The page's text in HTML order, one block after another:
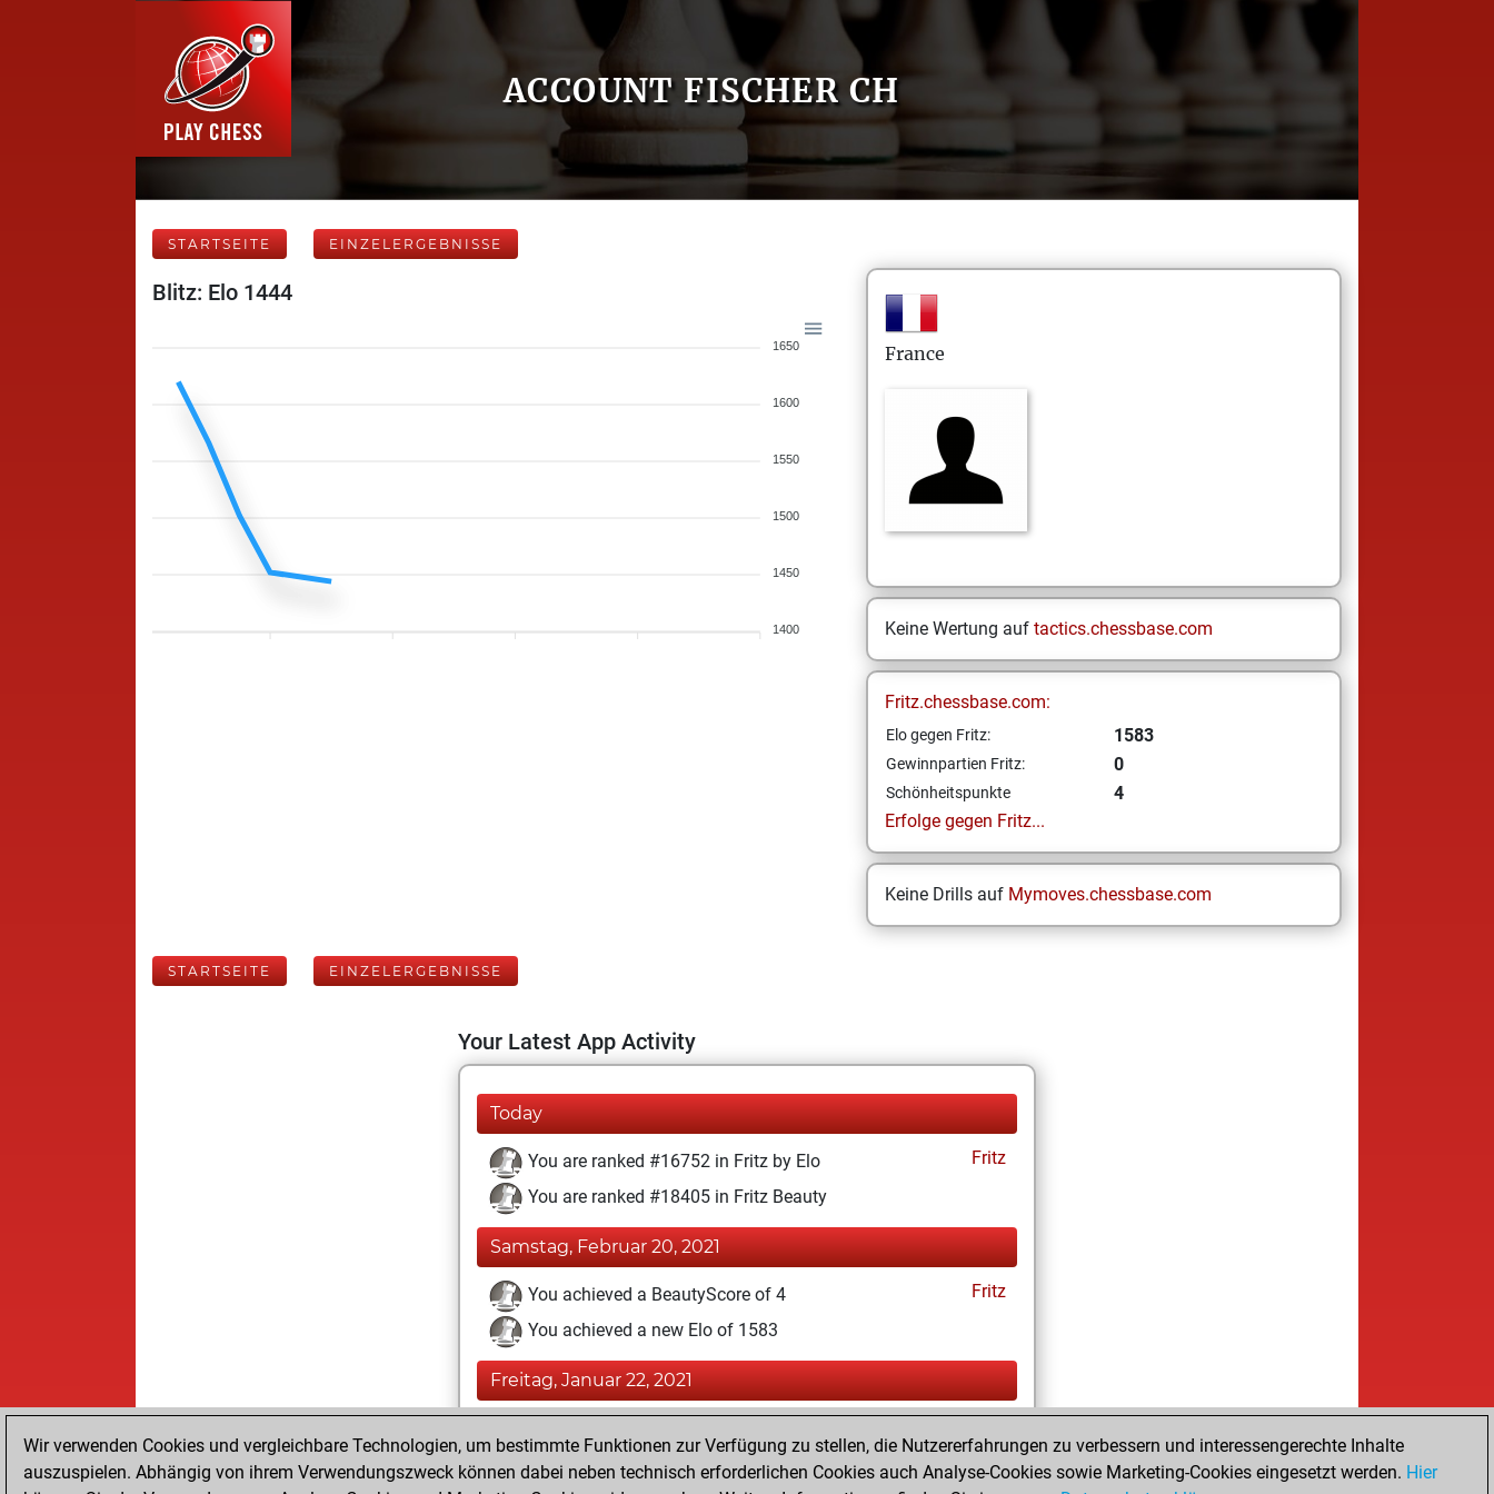
ACCOUNT FISCHER CH
STARTSEITE EINZELERGEBNISSE
Blitz: Elo 1444
1650
1600
1550
1500
1450
1400
France
Keine Wertung auf tactics.chessbase.com
Fritz.chessbase.com:
Elo gegen Fritz: 1583
Gewinnpartien Fritz: 0
Schönheitspunkte
4
Erfolge gegen Fritz...
Keine Drills auf Mymoves.chessbase.com
STARTSEITE EINZELERGEBNISSE
Your Latest App Activity
Today
You are ranked #16752 in Fritz by Elo
Fritz
You are ranked #18405 in Fritz Beauty
Samstag, Februar 20, 2021
You achieved a BeautyScore of 4
Fritz
You achieved a new Elo of 1583
Freitag, Januar 22, 2021
You played 5 blitz games
Play
Wir verwenden Cookies und vergleichbare Technologien, um bestimmte Funktionen zur Verfügung zu stellen, die Nutzererfahrungen zu verbessern und interessengerechte Inhalte
auszuspielen. Abhängig von ihrem Verwendungszweck können dabei neben technisch erforderlichen Cookies auch Analyse-Cookies sowie Marketing-Cookies eingesetzt werden. Hier